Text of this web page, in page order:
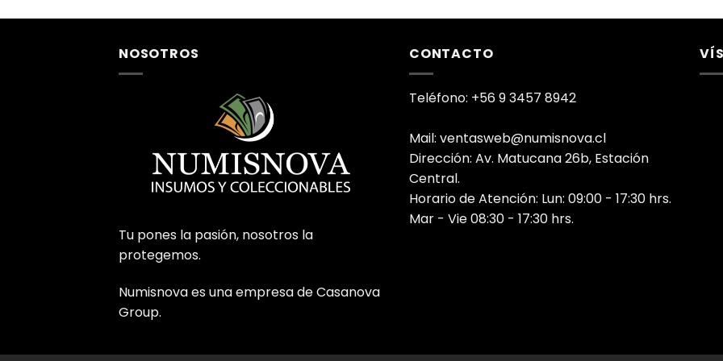
NOSOTROS
Tu pones la pasión, nosotros la
protegemos.
Numisnova es una empresa de Casanova
Group.
CONTACTO
Teléfono: +56 9 3457 8942
Mail: ventasweb@numisnova.cl
Dirección: Av. Matucana 26b, Estación
Central.
Horario de Atención: Lun: 09:00 - 17:30 hrs.
Mar - Vie 08:30 - 17:30 hrs.